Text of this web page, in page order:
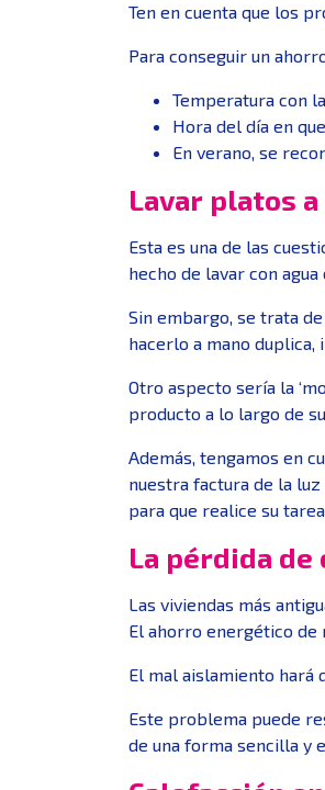
Ten en cuenta que los
Para conseguir un
Temperatura con
Hora del día en
En verano, se
Lavar platos a
Esta es una de las
hecho de lavar con
Sin embargo, se trata
hacerlo a mano
Otro aspecto sería la
producto a lo largo de
Además, tengamos en
nuestra factura de la
para que realice su
La pérdida de
Las viviendas más
El ahorro energético de
El mal aislamiento hará
Este problema puede
de una forma sencilla y